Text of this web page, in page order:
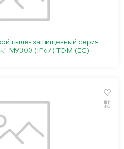
пыле- защищенный серия
М9300 (IP67) TDM (ЕС)